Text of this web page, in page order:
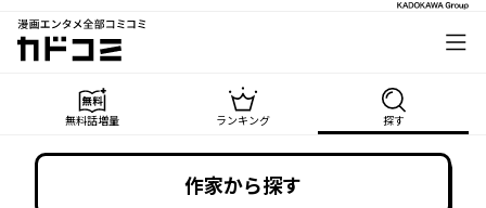
漫画エンタメ全部コミコミ
カドコミ
無料話増量 ランキング 探す
作家から探す